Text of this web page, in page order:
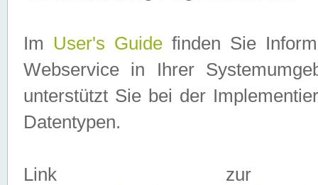
Im User's Guidefinden Sie
Webservice in Ihrer
unterstützt Sie bei der
Datentypen.
Link zur